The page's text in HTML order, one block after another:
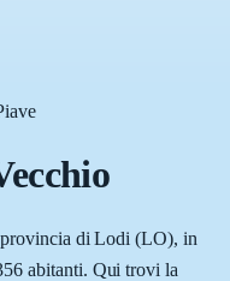
di Lodi (LO), in
abitanti. Qui trovi la